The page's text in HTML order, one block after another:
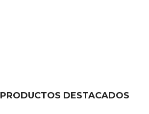
PRODUCTOS DESTACADOS